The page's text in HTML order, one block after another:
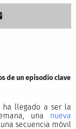
de un episodio clave
ha llegado a ser la
una nueva
secuencia móvil